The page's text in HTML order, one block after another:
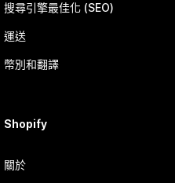
搜尋引擎最佳化 (SEO)
運送
幣別和翻譯
Shopify
關於